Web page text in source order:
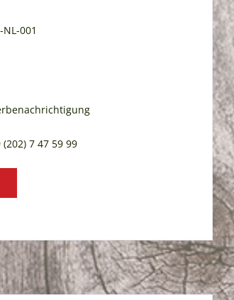
001
7 47 59 99